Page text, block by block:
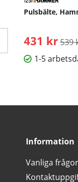
Pulsbälte,
431 kr539
1-5
Information
Vanliga